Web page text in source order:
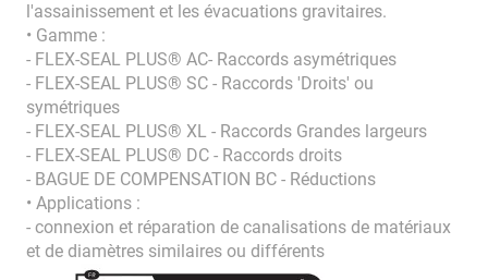
l'assainissement et les évacuations gravitaires.
• Gamme :
- FLEX-SEAL PLUS® AC- Raccords asymétriques
- FLEX-SEAL PLUS® SC - Raccords 'Droits' ou
symétriques
- FLEX-SEAL PLUS® XL - Raccords Grandes largeurs
- FLEX-SEAL PLUS® DC - Raccords droits
- BAGUE DE COMPENSATION BC - Réductions
• Applications :
- connexion et réparation de canalisations de matériaux
et de diamètres similaires ou différents